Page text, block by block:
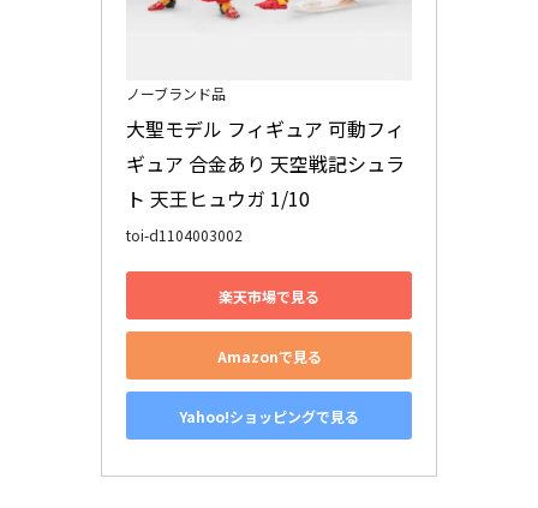
ノーブランド品
大聖モデル フィギュア 可動フィ
ギュア 合金あり 天空戦記シュラ
ト 天王ヒュウガ 1/10
toi-d1104003002
楽天市場で見る
Amazonで見る
Yahoo!ショッピングで見る